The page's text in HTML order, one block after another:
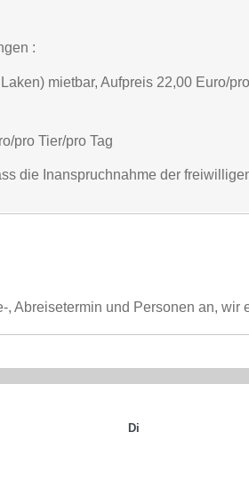
:
mietbar, Aufpreis 22,00 Euro/
pro Tier/pro Tag
die Inanspruchnahme der
Abreisetermin und Personen an, wir
Di